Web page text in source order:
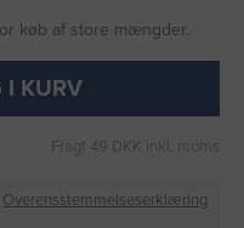
køb af store mængder.
KURV
Fragt 49 DKK inkl. moms
Overensstemmelseserklæring